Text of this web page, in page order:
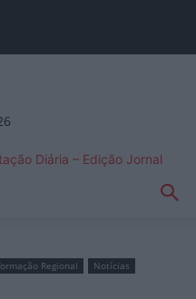
Diária – Edição Jornal
Regional
Notícias